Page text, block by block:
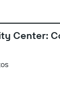
Center: